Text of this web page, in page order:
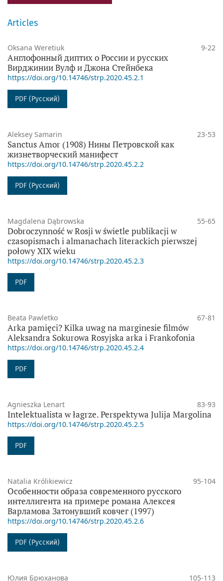
Articles
Oksana Weretiuk 9-22
Англофонный диптих о России и русских
Вирджинии Вулф и Джона Стейнбека
https://doi.org/10.14746/strp.2020.45.2.1
PDF (Русский)
Aleksey Samarin 23-53
Sanctus Amor (1908) Нины Петровской как
жизнетворческий манифест
https://doi.org/10.14746/strp.2020.45.2.2
PDF (Русский)
Magdalena Dąbrowska 55-65
Dobroczynność w Rosji w świetle publikacji w
czasopismach i almanachach literackich pierwszej
połowy XIX wieku
https://doi.org/10.14746/strp.2020.45.2.3
PDF
Beata Pawletko 67-81
Arka pamięci? Kilka uwag na marginesie filmów
Aleksandra Sokurowa Rosyjska arka i Frankofonia
https://doi.org/10.14746/strp.2020.45.2.4
PDF
Agnieszka Lenart 83-93
Intelektualista w łagrze. Perspektywa Julija Margolina
https://doi.org/10.14746/strp.2020.45.2.5
PDF
Natalia Królikiewicz 95-104
Особенности образа современного русского
интеллигента на примере романа Алексея
Варламова Затонувший ковчег (1997)
https://doi.org/10.14746/strp.2020.45.2.6
PDF (Русский)
Юлия Брюханова 105-113